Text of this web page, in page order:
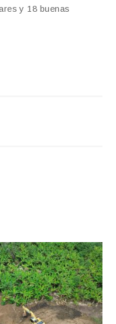
y 18 buenas